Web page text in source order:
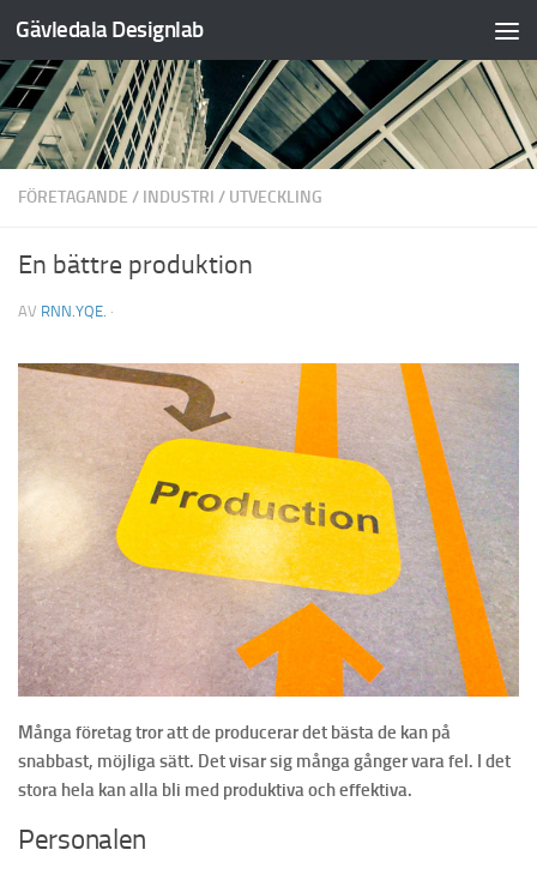
Hoppa till innehåll
Gävledala Designlab
FÖRETAGANDE / INDUSTRI / UTVECKLING
En bättre produktion
AV RNN.YQE. ·
Många företag tror att de producerar det bästa de kan på
snabbast, möjliga sätt. Det visar sig många gånger vara fel. I det
stora hela kan alla bli med produktiva och effektiva.
Personalen